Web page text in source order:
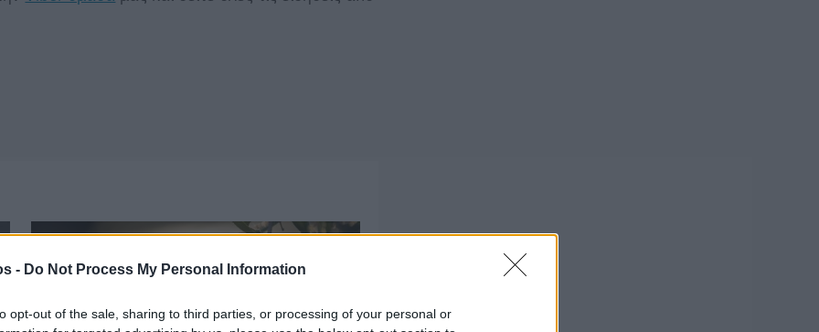
- Do Not Process My Personal Information
opt-out of the sale, sharing to third parties, or processing of your personal or